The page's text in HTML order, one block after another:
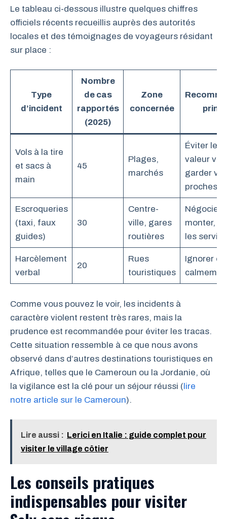
Le tableau ci-dessous illustre quelques chiffres
officiels récents recueillis auprès des autorités
locales et des témoignages de voyageurs résidant
sur place :
Type
d’incident
Nombre
de cas
rapportés
(2025)
Zone
concernée
Vols à la tire
et sacs à
main
45
Plages,
marchés
Éviter les
valeur
garder
proches
Escroqueries
(taxi, faux
guides)
30
Centre-
ville, gares
routières
Négocier
monter,
les
Harcèlement
verbal
20
Rues
touristiques
Ignorer et
Comme vous pouvez le voir, les incidents à
caractère violent restent très rares, mais la
prudence est recommandée pour éviter les tracas.
Cette situation ressemble à ce que nous avons
observé dans d’autres destinations touristiques en
Afrique, telles que le Cameroun ou la Jordanie, où
la vigilance est la clé pour un séjour réussi (lire
notre article sur le Cameroun).
Lire aussi : Lerici en Italie : guide complet pour
visiter le village côtier
Les conseils pratiques
indispensables pour visiter